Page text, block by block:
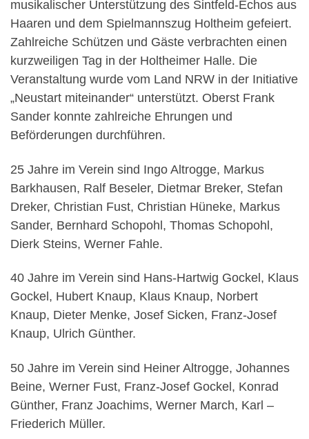
musikalischer Unterstützung des Sintfeld-Echos aus
Haaren und dem Spielmannszug Holtheim gefeiert.
Zahlreiche Schützen und Gäste verbrachten einen
kurzweiligen Tag in der Holtheimer Halle. Die
Veranstaltung wurde vom Land NRW in der Initiative
„Neustart miteinander“ unterstützt. Oberst Frank
Sander konnte zahlreiche Ehrungen und
Beförderungen durchführen.
25 Jahre im Verein sind Ingo Altrogge, Markus
Barkhausen, Ralf Beseler, Dietmar Breker, Stefan
Dreker, Christian Fust, Christian Hüneke, Markus
Sander, Bernhard Schopohl, Thomas Schopohl,
Dierk Steins, Werner Fahle.
40 Jahre im Verein sind Hans-Hartwig Gockel, Klaus
Gockel, Hubert Knaup, Klaus Knaup, Norbert
Knaup, Dieter Menke, Josef Sicken, Franz-Josef
Knaup, Ulrich Günther.
50 Jahre im Verein sind Heiner Altrogge, Johannes
Beine, Werner Fust, Franz-Josef Gockel, Konrad
Günther, Franz Joachims, Werner March, Karl –
Friederich Müller.